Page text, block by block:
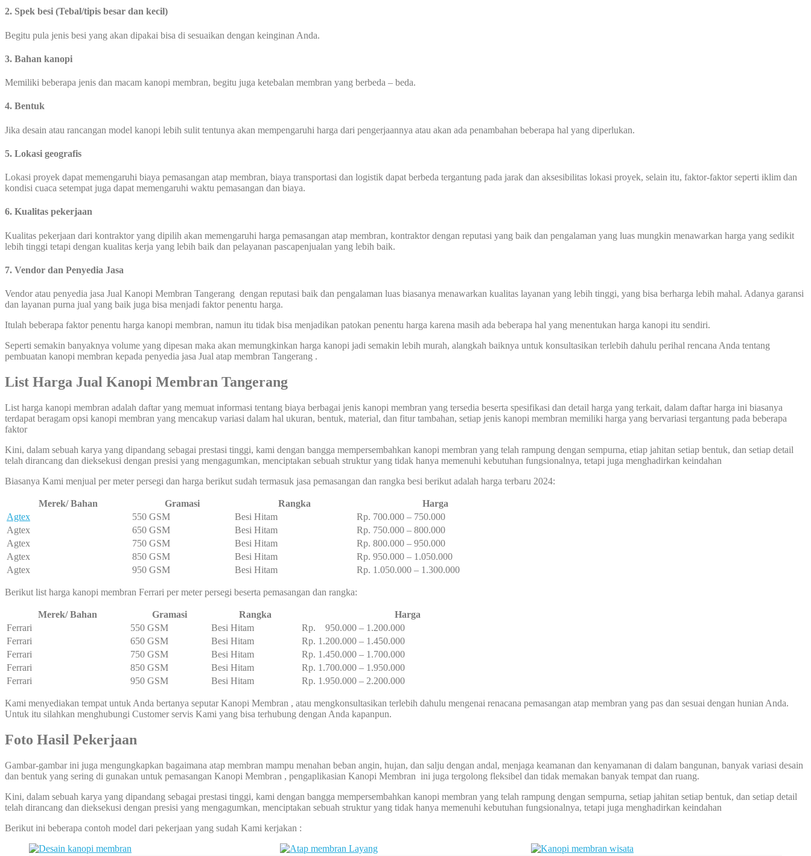
2. Spek besi (Tebal/tipis besar dan kecil)
Begitu pula jenis besi yang akan dipakai bisa di sesuaikan dengan keinginan Anda.
3. Bahan kanopi
Memiliki beberapa jenis dan macam kanopi membran, begitu juga ketebalan membran yang berbeda – beda.
4. Bentuk
Jika desain atau rancangan model kanopi lebih sulit tentunya akan mempengaruhi harga dari pengerjaannya atau akan ada penambahan beberapa hal yang diperlukan.
5. Lokasi geografis
Lokasi proyek dapat memengaruhi biaya pemasangan atap membran, biaya transportasi dan logistik dapat berbeda tergantung pada jarak dan aksesibilitas lokasi proyek, selain itu, faktor-faktor seperti iklim dan
kondisi cuaca setempat juga dapat memengaruhi waktu pemasangan dan biaya.
6. Kualitas pekerjaan
Kualitas pekerjaan dari kontraktor yang dipilih akan memengaruhi harga pemasangan atap membran, kontraktor dengan reputasi yang baik dan pengalaman yang luas mungkin menawarkan harga yang sedikit
lebih tinggi tetapi dengan kualitas kerja yang lebih baik dan pelayanan pascapenjualan yang lebih baik.
7. Vendor dan Penyedia Jasa
Vendor atau penyedia jasa Jual Kanopi Membran Tangerang dengan reputasi baik dan pengalaman luas biasanya menawarkan kualitas layanan yang lebih tinggi, yang bisa berharga lebih mahal. Adanya garansi
dan layanan purna jual yang baik juga bisa menjadi faktor penentu harga.
Itulah beberapa faktor penentu harga kanopi membran, namun itu tidak bisa menjadikan patokan penentu harga karena masih ada beberapa hal yang menentukan harga kanopi itu sendiri.
Seperti semakin banyaknya volume yang dipesan maka akan memungkinkan harga kanopi jadi semakin lebih murah, alangkah baiknya untuk konsultasikan terlebih dahulu perihal rencana Anda tentang
pembuatan kanopi membran kepada penyedia jasa Jual atap membran Tangerang .
List Harga Jual Kanopi Membran Tangerang
List harga kanopi membran adalah daftar yang memuat informasi tentang biaya berbagai jenis kanopi membran yang tersedia beserta spesifikasi dan detail harga yang terkait, dalam daftar harga ini biasanya
terdapat beragam opsi kanopi membran yang mencakup variasi dalam hal ukuran, bentuk, material, dan fitur tambahan, setiap jenis kanopi membran memiliki harga yang bervariasi tergantung pada beberapa
faktor
Kini, dalam sebuah karya yang dipandang sebagai prestasi tinggi, kami dengan bangga mempersembahkan kanopi membran yang telah rampung dengan sempurna, etiap jahitan setiap bentuk, dan setiap detail
telah dirancang dan dieksekusi dengan presisi yang mengagumkan, menciptakan sebuah struktur yang tidak hanya memenuhi kebutuhan fungsionalnya, tetapi juga menghadirkan keindahan
Biasanya Kami menjual per meter persegi dan harga berikut sudah termasuk jasa pemasangan dan rangka besi berikut adalah harga terbaru 2024:
Merek/ Bahan Gramasi Rangka
Harga
Agtex
550 GSM Besi Hitam
Rp. 700.000 – 750.000
Agtex
650 GSM Besi Hitam
Rp. 750.000 – 800.000
Agtex
750 GSM Besi Hitam
Rp. 800.000 – 950.000
Agtex
850 GSM Besi Hitam
Rp. 950.000 – 1.050.000
Agtex
950 GSM Besi Hitam Rp. 1.050.000 – 1.300.000
Berikut list harga kanopi membran Ferrari per meter persegi beserta pemasangan dan rangka:
Merek/ Bahan Gramasi Rangka
Harga
Ferrari
550 GSM Besi Hitam
Rp. 950.000 – 1.200.000
Ferrari
650 GSM Besi Hitam
Rp. 1.200.000 – 1.450.000
Ferrari
750 GSM Besi Hitam
Rp. 1.450.000 – 1.700.000
Ferrari
850 GSM Besi Hitam
Rp. 1.700.000 – 1.950.000
Ferrari
950 GSM Besi Hitam Rp. 1.950.000 – 2.200.000
Kami menyediakan tempat untuk Anda bertanya seputar Kanopi Membran , atau mengkonsultasikan terlebih dahulu mengenai renacana pemasangan atap membran yang pas dan sesuai dengan hunian Anda.
Untuk itu silahkan menghubungi Customer servis Kami yang bisa terhubung dengan Anda kapanpun.
Foto Hasil Pekerjaan
Gambar-gambar ini juga mengungkapkan bagaimana atap membran mampu menahan beban angin, hujan, dan salju dengan andal, menjaga keamanan dan kenyamanan di dalam bangunan, banyak variasi desain
dan bentuk yang sering di gunakan untuk pemasangan Kanopi Membran , pengaplikasian Kanopi Membran ini juga tergolong fleksibel dan tidak memakan banyak tempat dan ruang.
Kini, dalam sebuah karya yang dipandang sebagai prestasi tinggi, kami dengan bangga mempersembahkan kanopi membran yang telah rampung dengan sempurna, setiap jahitan setiap bentuk, dan setiap detail
telah dirancang dan dieksekusi dengan presisi yang mengagumkan, menciptakan sebuah struktur yang tidak hanya memenuhi kebutuhan fungsionalnya, tetapi juga menghadirkan keindahan
Berikut ini beberapa contoh model dari pekerjaan yang sudah Kami kerjakan :